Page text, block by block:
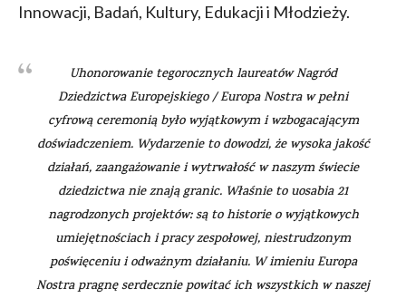
Innowacji, Badań, Kultury, Edukacji i Młodzieży.
Uhonorowanie tegorocznych laureatów Nagród
Dziedzictwa Europejskiego / Europa Nostra w pełni
cyfrową ceremonią było wyjątkowym i wzbogacającym
doświadczeniem. Wydarzenie to dowodzi, że wysoka jakość
działań, zaangażowanie i wytrwałość w naszym świecie
dziedzictwa nie znają granic. Właśnie to uosabia 21
nagrodzonych projektów: są to historie o wyjątkowych
umiejętnościach i pracy zespołowej, niestrudzonym
poświęceniu i odważnym działaniu. W imieniu Europa
Nostra pragnę serdecznie powitać ich wszystkich w naszej